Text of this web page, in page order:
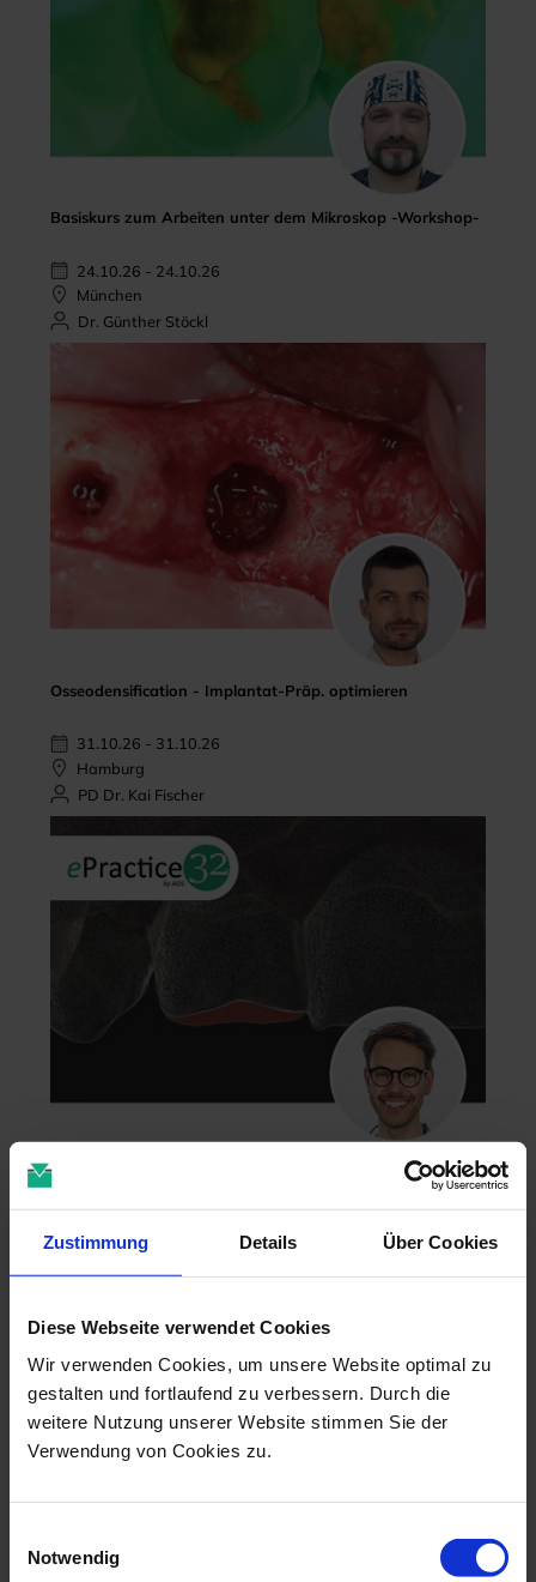
Zustimmung Details Über Cookies
Diese Webseite verwendet Cookies
Wir verwenden Cookies, um unsere Website optimal zu
gestalten und fortlaufend zu verbessern. Durch die
weitere Nutzung unserer Website stimmen Sie der
Verwendung von Cookies zu.
Notwendig
Basiskurs zum Arbeiten unter dem Mikroskop -Workshop-
24.10.26 - 24.10.26
München
Dr. Günther Stöckl
Osseodensification - Implantat-Präp. optimieren
31.10.26 - 31.10.26
Hamburg
PD Dr. Kai Fischer
04.11.26 - 04.11.26
online